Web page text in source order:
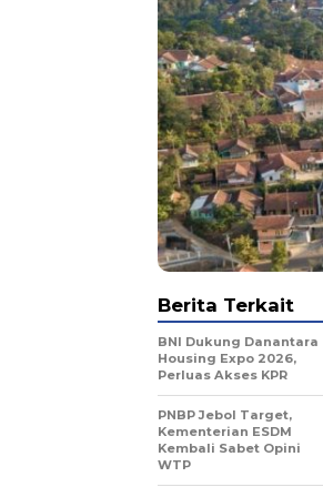
Berita Terkait
BNI Dukung Danantara
Housing Expo 2026,
Perluas Akses KPR
PNBP Jebol Target,
Kementerian ESDM
Kembali Sabet Opini
WTP